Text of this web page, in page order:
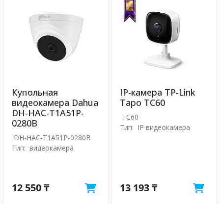
Купольная
видеокамера Dahua
DH-HAC-T1A51P-
0280B
DH-HAC-T1A51P-0280B
Тип: видеокамера
12 550 ₸
IP-камера TP-Link
Tapo TC60
TC60
Тип: IP видеокамера
13 193 ₸